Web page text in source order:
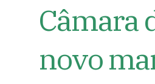
Câmara
novo